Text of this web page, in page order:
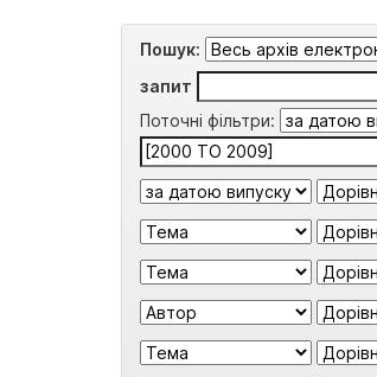
Пошук:
запит
Поточні фільтри: